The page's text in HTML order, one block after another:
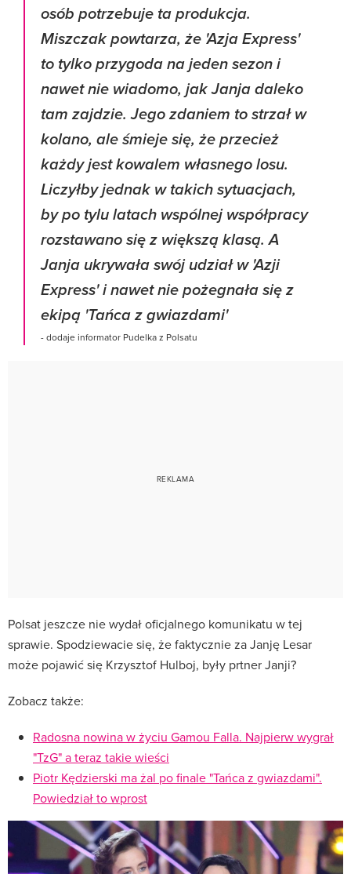
osób potrzebuje ta produkcja.
Miszczak powtarza, że 'Azja Express'
to tylko przygoda na jeden sezon i
nawet nie wiadomo, jak Janja daleko
tam zajdzie. Jego zdaniem to strzał w
kolano, ale śmieje się, że przecież
każdy jest kowalem własnego losu.
Liczyłby jednak w takich sytuacjach,
by po tylu latach wspólnej współpracy
rozstawano się z większą klasą. A
Janja ukrywała swój udział w 'Azji
Express' i nawet nie pożegnała się z
ekipą 'Tańca z gwiazdami'
- dodaje informator Pudelka z Polsatu
Polsat jeszcze nie wydał oficjalnego komunikatu w tej
sprawie. Spodziewacie się, że faktycznie za Janję Lesar
może pojawić się Krzysztof Hulboj, były prtner Janji?
Zobacz także:
Radosna nowina w życiu Gamou Falla. Najpierw wygrał
"TzG" a teraz takie wieści
Piotr Kędzierski ma żal po finale "Tańca z gwiazdami".
Powiedział to wprost